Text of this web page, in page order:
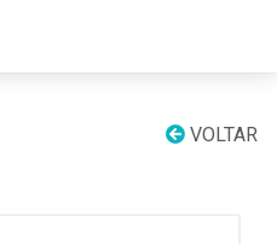
VOLTAR